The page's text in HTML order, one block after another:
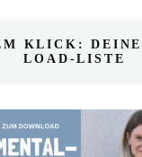
KLICK:
LOAD-LISTE